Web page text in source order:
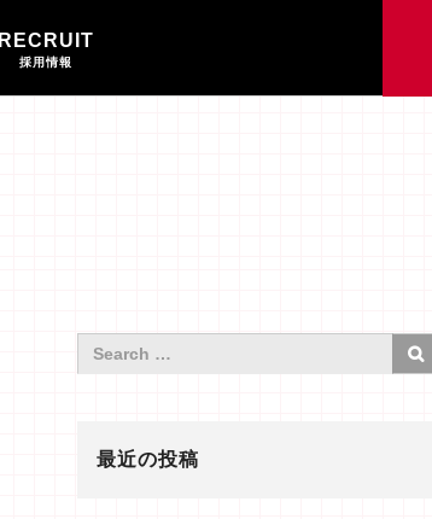
RECRUIT
採用情報
最近の投稿